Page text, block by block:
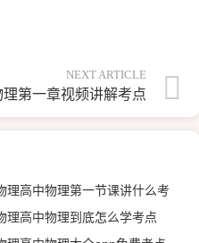
NEXT ARTICLE
第一章视频讲解考点
理高中物理第一节课讲什么考
理高中物理到底怎么学考点